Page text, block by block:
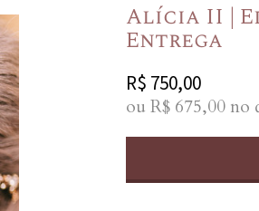
Alícia II |
Entrega
R$ 750,00
ou R$ 675,00 no